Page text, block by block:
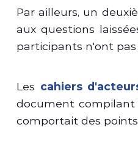
Par ailleurs, un
aux questions
participants n'ont
Les cahiers
document compilant
comportait des